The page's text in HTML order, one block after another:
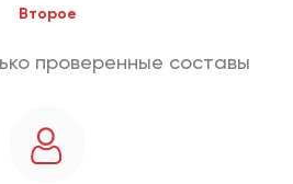
Второе
проверенные составы